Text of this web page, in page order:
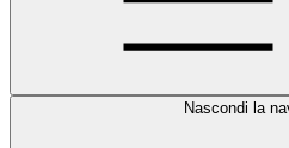
Nascondi la